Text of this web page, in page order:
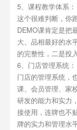
5、课程教学体系：
这个很难判断，你
DEMO课肯定是把
大、品相最好的水
的完整性，二是投
6、门店管理系统：
门店的管理系统，
课、会员管理、家
研发的能力和实力
接使用，连牌也不
牌的实力和管理水